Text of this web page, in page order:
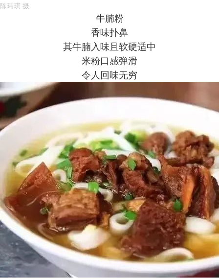
陈玮琪 摄
牛腩粉
香味扑鼻
其牛腩入味且软硬适中
米粉口感弹滑
令人回味无穷